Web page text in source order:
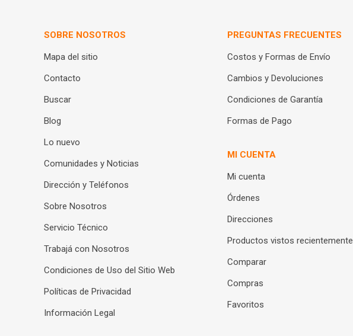
SOBRE NOSOTROS
Mapa del sitio
Contacto
Buscar
Blog
Lo nuevo
Comunidades y Noticias
Dirección y Teléfonos
Sobre Nosotros
Servicio Técnico
Trabajá con Nosotros
Condiciones de Uso del Sitio Web
Políticas de Privacidad
Información Legal
PREGUNTAS FRECUENTES
Costos y Formas de Envío
Cambios y Devoluciones
Condiciones de Garantía
Formas de Pago
MI CUENTA
Mi cuenta
Órdenes
Direcciones
Productos vistos recientemente
Comparar
Compras
Favoritos